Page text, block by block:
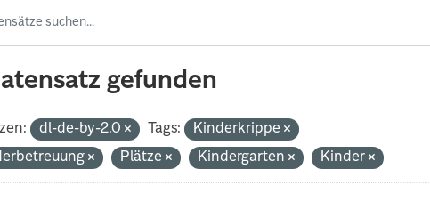
gefunden
dl-de-by-2.0 Tags:
Kinderkrippe
Plätze Kindergarten Kinder